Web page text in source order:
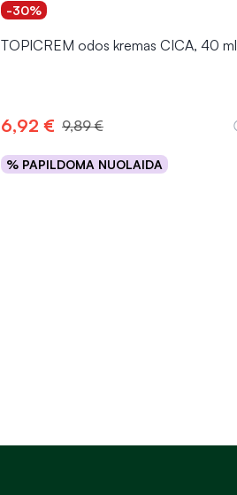
-30%
TOPICREM odos kremas CICA, 40 ml
6,92 € 9,89 €
% PAPILDOMA NUOLAIDA
Į krepšelį